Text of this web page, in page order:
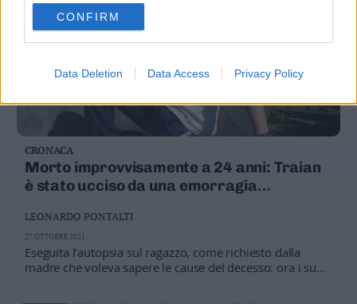
CONFIRM
Data Deletion Data Access Privacy Policy
CRONACA
Morto improvvisamente a 24 anni: Traian
è stato ucciso da una emorragia
Eseguita l’autopsia sul ragazzo, come richiesto dalla
madre che voleva sapere le cause del decesso: ora i suoi
LEONARDO PONTALTI
27 OTTOBRE 2021